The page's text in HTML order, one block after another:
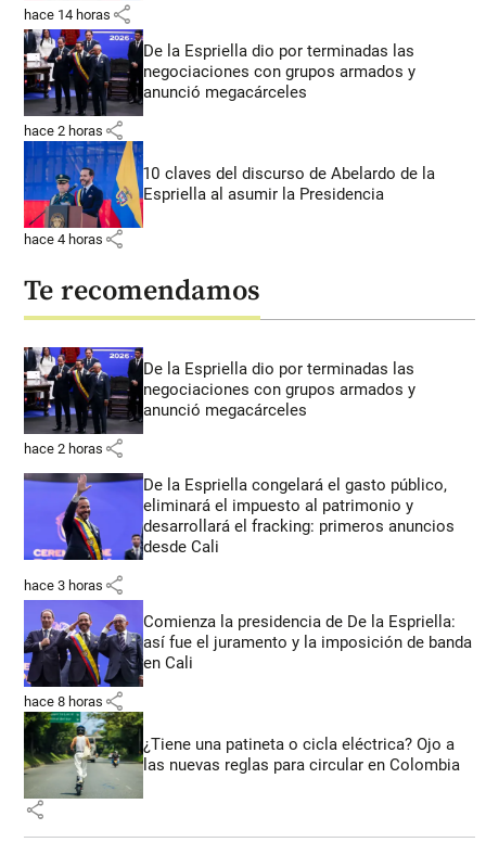
hace 14 horas share
De la Espriella dio por terminadas las
negociaciones con grupos armados y
anunció megacárceles
hace 2 horas share
10 claves del discurso de Abelardo de la
Espriella al asumir la Presidencia
hace 4 horas share
Te recomendamos
De la Espriella dio por terminadas las
negociaciones con grupos armados y
anunció megacárceles
hace 2 horas share
De la Espriella congelará el gasto público,
eliminará el impuesto al patrimonio y
desarrollará el fracking: primeros anuncios
desde Cali
hace 3 horas share
Comienza la presidencia de De la Espriella:
así fue el juramento y la imposición de banda
en Cali
hace 8 horas share
¿Tiene una patineta o cicla eléctrica? Ojo a
las nuevas reglas para circular en Colombia
share